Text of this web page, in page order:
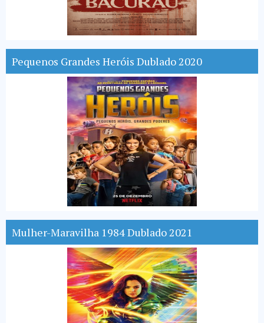
Pequenos Grandes Heróis Dublado 2020
Mulher-Maravilha 1984 Dublado 2021